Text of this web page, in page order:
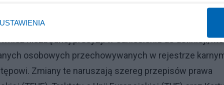
restrykcyjne przepisy dotyczące w szczególności
działalności edukacyjnej, klasyfikacji treści
niezbędnej precyzji w odniesieniu do definicji, kto
osobowych przechowywanych w rejestrze
Zmiany te naruszają szereg przepisów prawa
USTAWIENIA